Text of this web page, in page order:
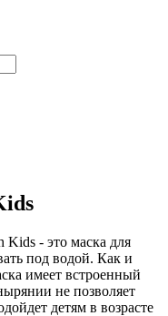
Kids - это маска для
под водой. Как и
имеет встроенный
не позволяет
детям в возрасте